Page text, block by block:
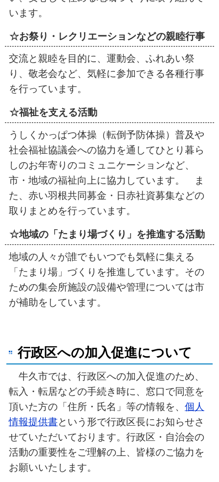
います。
☆お祭り・レクリエーションなどの親睦行事
交流と親睦を目的に、運動会、ふれあい祭
り、敬老会など、気軽に参加できる各種行事
を行っています。
☆福祉を支える活動
うしくかっぱつ体操（転倒予防体操）普及や
社会福祉協議会への協力を通してひとり暮ら
しのお年寄りのコミュニケーションなど、
市・地域の福祉向上に協力しています。 ま
た、赤い羽根共同募金・日赤社資募集などの
取りまとめを行っています。
☆地域の「たまり場づくり」を推進する活動
地域の人々が誰でもいつでも気軽に集える
「たまり場」づくりを推進しています。その
ための集会所施設の設備や管理については市
が補助をしています。
行政区への加入促進について
牛久市では、行政区への加入促進のため、
転入・転居などの手続き時に、窓口で同意を
頂いた方の「住所・氏名」等の情報を、 個人
情報提供書という形で行政区長にお知らせさ
せていただいております。行政区・自治会の
活動の重要性をご理解の上、皆様のご協力を
お願いいたします。